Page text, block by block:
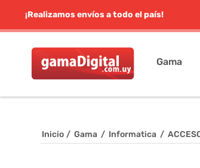
¡Realizamos envíos a todo el país!
Gama
Inicio / Gama / Informatica /